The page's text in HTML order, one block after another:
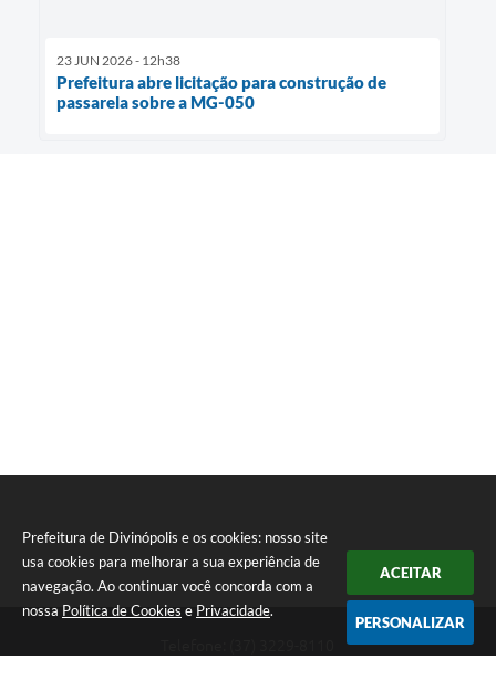
Prefeitura de Divinópolis e os cookies: nosso site
usa cookies para melhorar a sua experiência de
navegação. Ao continuar você concorda com a
nossa Política de Cookies e Privacidade.
ACEITAR
PERSONALIZAR
23 JUN 2026 - 12h38
Prefeitura abre licitação para construção de
passarela sobre a MG-050